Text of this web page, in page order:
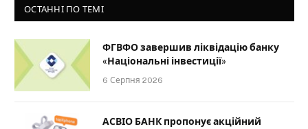
ОСТАННІ ПО ТЕМІ
ФГВФО завершив ліквідацію банку
«Національні інвестиції»
6 Серпня 2026
АСВІО БАНК пропонує акційний